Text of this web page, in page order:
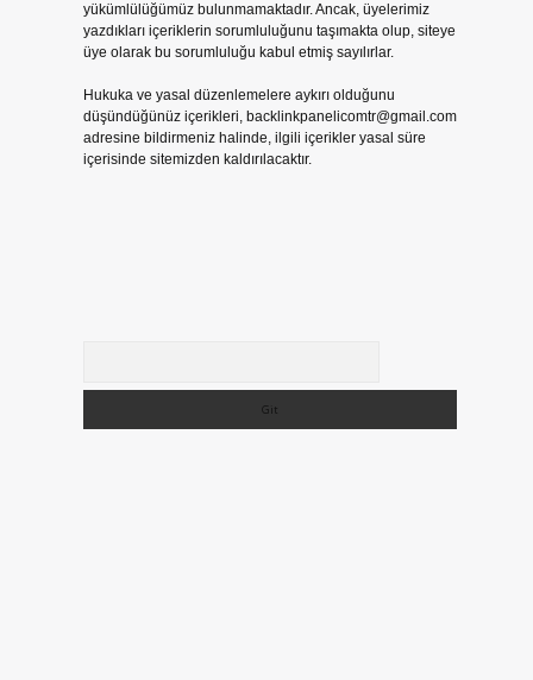
yükümlülüğümüz bulunmamaktadır. Ancak, üyelerimiz
yazdıkları içeriklerin sorumluluğunu taşımakta olup, siteye
üye olarak bu sorumluluğu kabul etmiş sayılırlar.
Hukuka ve yasal düzenlemelere aykırı olduğunu
düşündüğünüz içerikleri, backlinkpanelicomtr@gmail.com
adresine bildirmeniz halinde, ilgili içerikler yasal süre
içerisinde sitemizden kaldırılacaktır.